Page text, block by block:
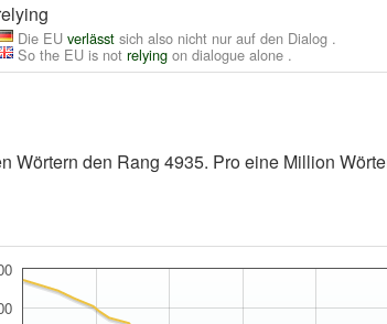
Die EU verlässt sich also nicht nur auf den Dialog .
So the EU is not relying on dialogue alone .
Wörtern den Rang 4935. Pro eine Million